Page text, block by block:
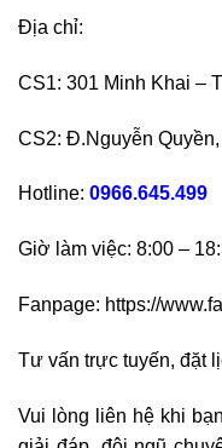
Địa chỉ:
CS1: 301 Minh Khai –
CS2: Đ.Nguyễn
Hotline: 0966.645.499
Giờ làm việc: 8:00 –
Fanpage: https://
Tư vấn trực tuyến, đặt
Vui lòng liên hệ khi